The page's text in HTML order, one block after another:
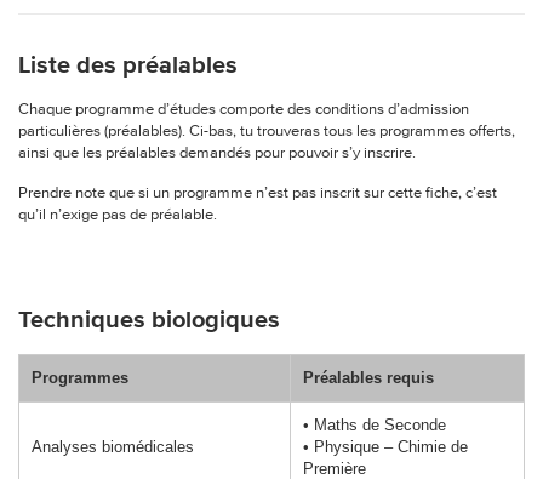
Liste des préalables
Chaque programme d’études comporte des conditions d’admission
particulières (préalables). Ci-bas, tu trouveras tous les programmes offerts,
ainsi que les préalables demandés pour pouvoir s’y inscrire.
Prendre note que si un programme n’est pas inscrit sur cette fiche, c’est
qu’il n’exige pas de préalable.
Techniques biologiques
Programmes Préalables requis
Analyses biomédicales
• Maths de Seconde
• Physique – Chimie de
Première